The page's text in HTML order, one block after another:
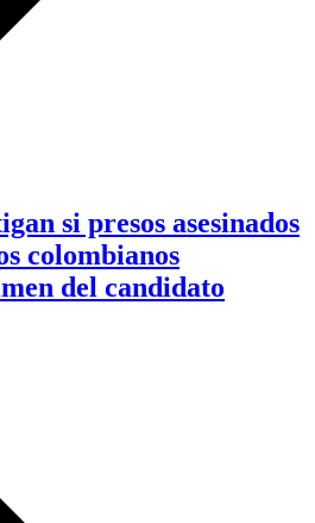
si presos asesinados
colombianos
del candidato